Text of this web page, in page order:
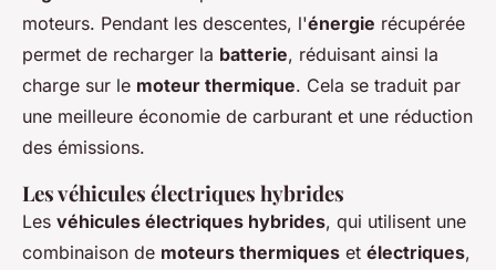
moteurs. Pendant les descentes, l'énergie récupérée
permet de recharger la batterie, réduisant ainsi la
charge sur le moteur thermique. Cela se traduit par
une meilleure économie de carburant et une réduction
des émissions.
Les véhicules électriques hybrides
Les véhicules électriques hybrides, qui utilisent une
combinaison de moteurs thermiques et électriques,